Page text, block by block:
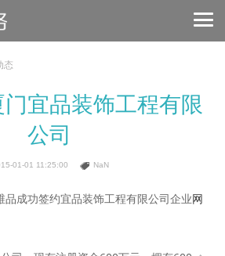
态
宜品装饰工程有限
公司
01-01 11:25:00 NaN
成功签约宜品装饰工程有限公司企业网